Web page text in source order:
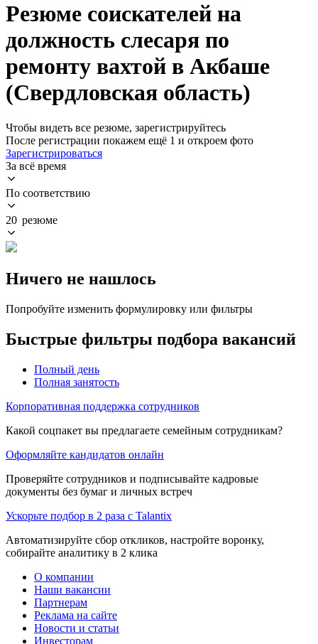
Резюме соискателей на
должность слесаря по
ремонту вахтой в Акбаше
(Свердловская область)
Чтобы видеть все резюме, зарегистрируйтесь
После регистрации покажем ещё 1 и откроем фото
Зарегистрироваться
За всё время
По соответствию
20 резюме
Ничего не нашлось
Попробуйте изменить формулировку или фильтры
Быстрые фильтры подбора вакансий
Полный день
Полная занятость
Корпоративная поддержка сотрудников
Какой соцпакет вы предлагаете семейным сотрудникам?
Оформляйте кандидатов онлайн
Проверяйте сотрудников и подписывайте кадровые
документы без бумаг и личных встреч
Ускорьте подбор в 2 раза с Talantix
Автоматизируйте сбор откликов, настройте воронку,
собирайте аналитику в 2 клика
О компании
Наши вакансии
Партнерам
Реклама на сайте
Новости и статьи
Инвесторам